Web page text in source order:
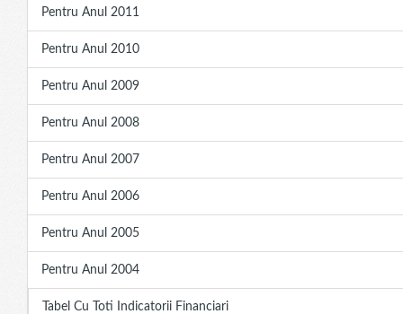
Pentru Anul 2011
Pentru Anul 2010
Pentru Anul 2009
Pentru Anul 2008
Pentru Anul 2007
Pentru Anul 2006
Pentru Anul 2005
Pentru Anul 2004
Tabel Cu Toti Indicatorii Financiari